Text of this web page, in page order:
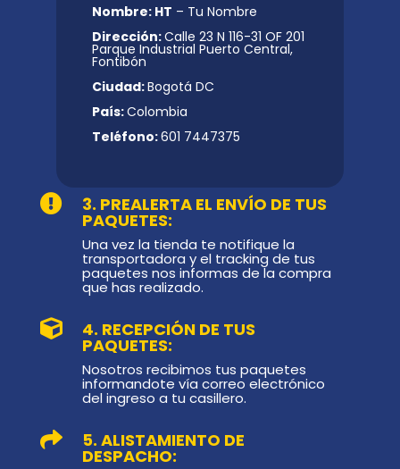
Nombre: HT – Tu Nombre
Dirección:Calle 23 N 116-31 OF 201
Parque Industrial Puerto Central,
Fontibón
Ciudad:Bogotá DC
País:Colombia
Teléfono:601 7447375
 3. PREALERTA EL ENVÍO DE TUS
PAQUETES:
Una vez la tienda te notifique la
transportadora y el tracking de tus
paquetes nos informas de la compra
que has realizado.
 4. RECEPCIÓN DE TUS
PAQUETES:
Nosotros recibimos tus paquetes
informandote vía correo electrónico
del ingreso a tu casillero.
 5. ALISTAMIENTO DE
DESPACHO: